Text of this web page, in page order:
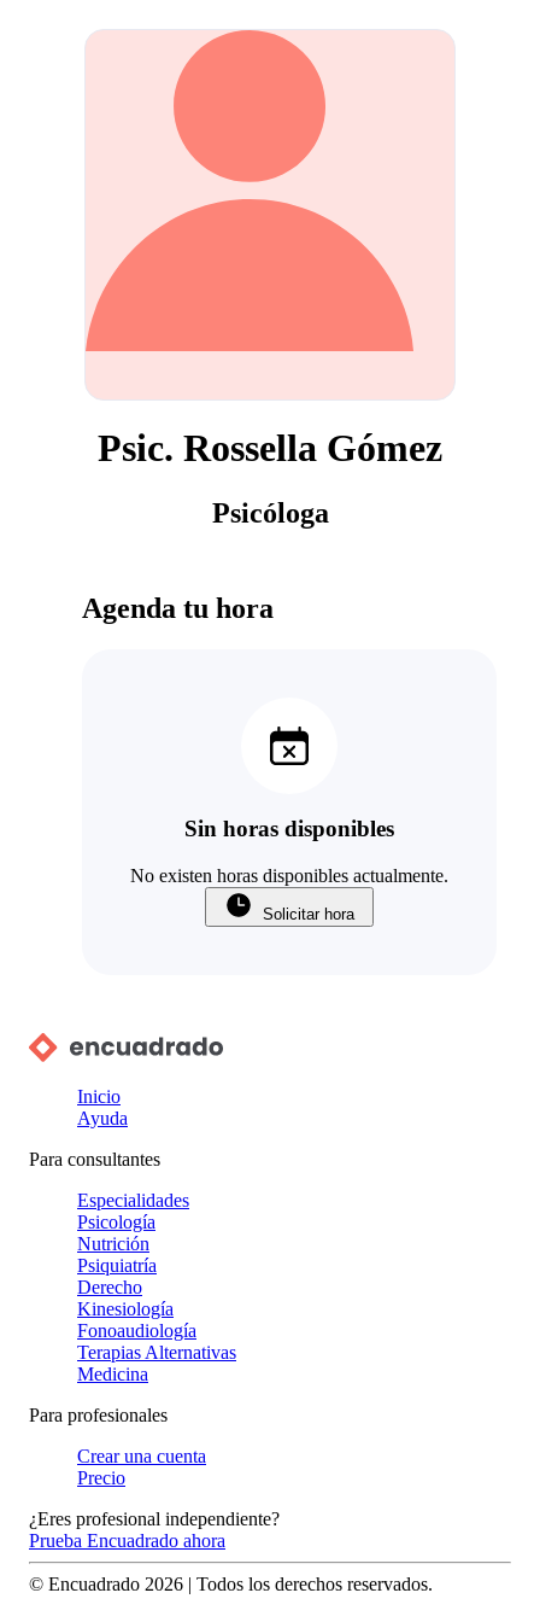
Psic. Rossella Gómez
Psicóloga
Agenda tu hora
Sin horas disponibles
No existen horas disponibles actualmente.
Solicitar hora
Inicio
Ayuda
Para consultantes
Especialidades
Psicología
Nutrición
Psiquiatría
Derecho
Kinesiología
Fonoaudiología
Terapias Alternativas
Medicina
Para profesionales
Crear una cuenta
Precio
¿Eres profesional independiente?
Prueba Encuadrado ahora
© Encuadrado 2026 | Todos los derechos reservados.